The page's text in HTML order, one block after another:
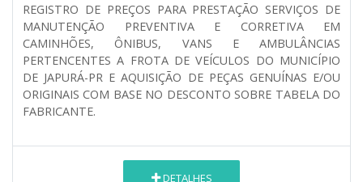
REGISTRO DE PREÇOS PARA PRESTAÇÃO SERVIÇOS DE
MANUTENÇÃO PREVENTIVA E CORRETIVA EM
CAMINHÕES, ÔNIBUS, VANS E AMBULÂNCIAS
PERTENCENTES A FROTA DE VEÍCULOS DO MUNICÍPIO
DE JAPURÁ-PR E AQUISIÇÃO DE PEÇAS GENUÍNAS E/OU
ORIGINAIS COM BASE NO DESCONTO SOBRE TABELA DO
FABRICANTE.
DETALHES